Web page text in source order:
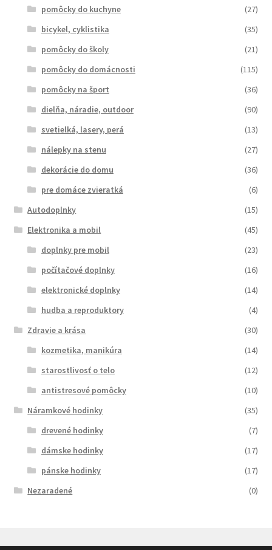
pomôcky do kuchyne
(27)
bicykel, cyklistika
(35)
pomôcky do školy
(21)
pomôcky do domácnosti
(115)
pomôcky na šport
(36)
dielňa, náradie, outdoor
(90)
svetielká, lasery, perá
(13)
nálepky na stenu
(27)
dekorácie do domu
(36)
pre domáce zvieratká
(6)
Autodoplnky
(15)
Elektronika a mobil
(45)
doplnky pre mobil
(23)
počítačové doplnky
(16)
elektronické doplnky
(14)
hudba a reproduktory
(4)
Zdravie a krása
(30)
kozmetika, manikúra
(14)
starostlivosť o telo
(12)
antistresové pomôcky
(10)
Náramkové hodinky
(35)
drevené hodinky
(7)
dámske hodinky
(17)
pánske hodinky
(17)
Nezaradené
(0)